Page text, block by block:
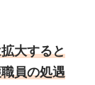
大すると
員の処遇